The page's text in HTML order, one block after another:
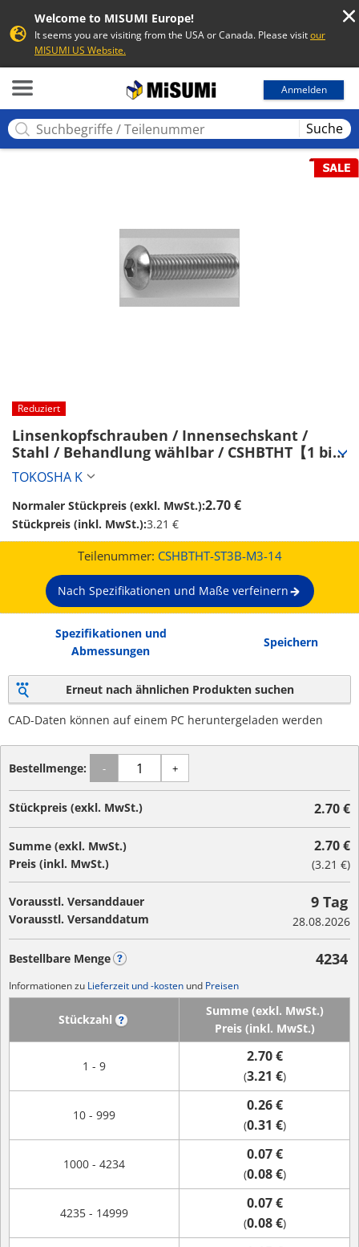
Welcome to MISUMI Europe!
It seems you are visiting from the USA or Canada. Please visitour
MISUMI US Website.
Anmelden
Suche
Reduziert
Linsenkopfschrauben / Innensechskant /
Stahl / Behandlung wählbar / CSHBTHT【1 bis
1,000 Stück】 (CSHBTHT-ST3B-M3-14)
TOKOSHA K
Normaler Stückpreis (exkl. MwSt.):2.70 €
Stückpreis (inkl. MwSt.):3.21 €
Teilenummer: CSHBTHT-ST3B-M3-14
Nach Spezifikationen und Maße verfeinern
Spezifikationen und
Abmessungen
Speichern
Erneut nach ähnlichen Produkten suchen
CAD-Daten können auf einem PC heruntergeladen werden
Bestellmenge: - +
Stückpreis (exkl. MwSt.) 2.70 €
Summe (exkl. MwSt.)
Preis (inkl. MwSt.)
2.70 €
(3.21 €)
Vorausstl. Versanddauer
Vorausstl. Versanddatum
9 Tag
28.08.2026
Bestellbare Menge 4234
Informationen zu Lieferzeit und -kosten und Preisen
Stückzahl
Summe (exkl. MwSt.)
Preis (inkl. MwSt.)
1 - 9
2.70 €
(3.21 €)
10 - 999
0.26 €
(0.31 €)
1000 - 4234
0.07 €
(0.08 €)
4235 - 14999
0.07 €
(0.08 €)